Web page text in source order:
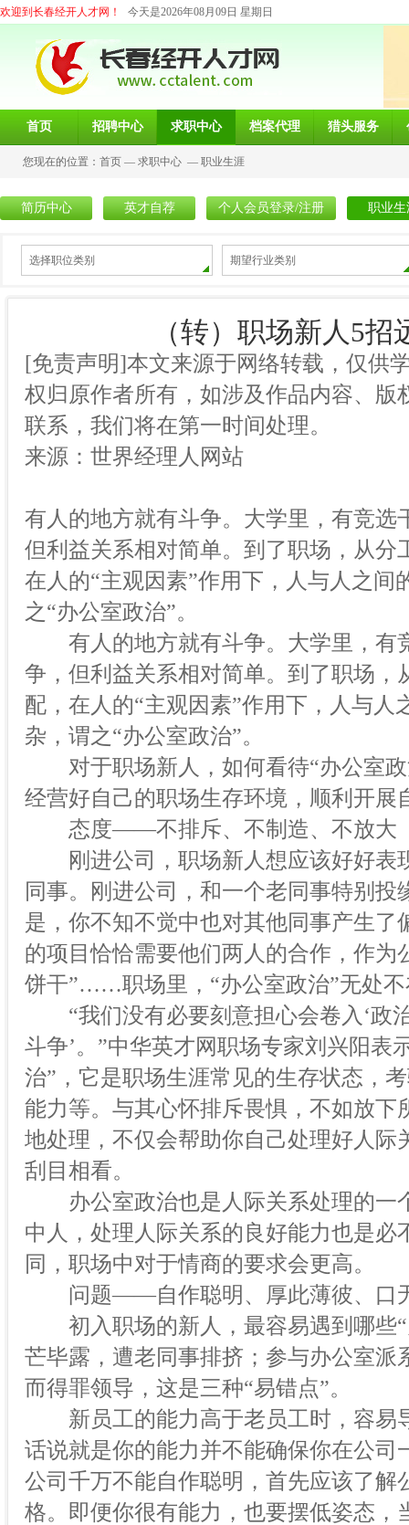
欢迎到长春经开人才网！ 今天是2026年08月09日 星期日
首页 招聘中心 求职中心 档案代理 猎头服务
您现在的位置： 首页 — 求职中心 — 职业生涯
简历中心 英才自荐 个人会员登录/注册 职业生
选择职位类别 期望行业类别
（转）职场新人5
[免责声明]本文来源于网络转载，仅供
权归原作者所有，如涉及作品内容、版
联系，我们将在第一时间处理。
来源：世界经理人网站
有人的地方就有斗争。大学里，有竞
但利益关系相对简单。到了职场，从
在人的“主观因素”作用下，人与人之
之“办公室政治”。
有人的地方就有斗争。大学里，有
争，但利益关系相对简单。到了职场
配，在人的“主观因素”作用下，人与
杂，谓之“办公室政治”。
对于职场新人，如何看待“办公室政
经营好自己的职场生存环境，顺利开展
态度——不排斥、不制造、不放大
刚进公司，职场新人想应该好好表
同事。刚进公司，和一个老同事特别
是，你不知不觉中也对其他同事产生
的项目恰恰需要他们两人的合作，作为
饼干”……职场里，“办公室政治”无处不
“我们没有必要刻意担心会卷入‘政
斗争’。”中华英才网职场专家刘兴阳表
治”，它是职场生涯常见的生存状态，
能力等。与其心怀排斥畏惧，不如放
地处理，不仅会帮助你自己处理好人
刮目相看。
办公室政治也是人际关系处理的一
中人，处理人际关系的良好能力也是
同，职场中对于情商的要求会更高。
问题——自作聪明、厚此薄彼、口
初入职场的新人，最容易遇到哪些“
芒毕露，遭老同事排挤；参与办公室
而得罪领导，这是三种“易错点”。
新员工的能力高于老员工时，容易
话说就是你的能力并不能确保你在公司
公司千万不能自作聪明，首先应该了解
格。即便你很有能力，也要摆低姿态